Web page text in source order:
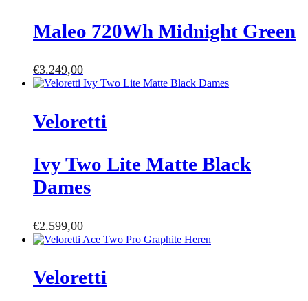
Maleo 720Wh Midnight Green
€3.249,00
Veloretti
Ivy Two Lite Matte Black
Dames
€2.599,00
Veloretti